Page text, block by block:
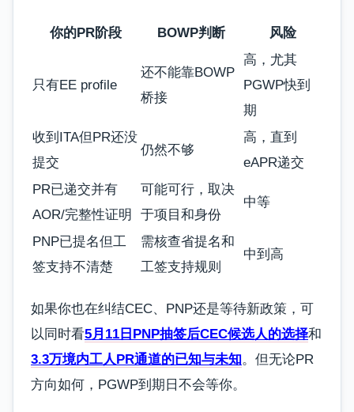
你的PR阶段 BOWP判断 风险
只有EE profile
还不能靠BOWP
桥接
高，尤其
PGWP快到
期
收到ITA但PR还没
提交
仍然不够
高，直到
eAPR递交
PR已递交并有
AOR/完整性证明
可能可行，取决
于项目和身份
中等
PNP已提名但工
签支持不清楚
需核查省提名和
工签支持规则
中到高
如果你也在纠结CEC、PNP还是等待新政策，可
以同时看5月11日PNP抽签后CEC候选人的选择和
3.3万境内工人PR通道的已知与未知。但无论PR
方向如何，PGWP到期日不会等你。